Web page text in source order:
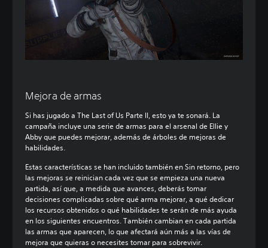
Mejora de armas
Si has jugado a The Last of Us Parte II, esto ya te sonará. La
campaña incluye una serie de armas para el arsenal de Ellie y
Abby que puedes mejorar, además de árboles de mejoras de
habilidades.
Estas características se han incluido también en Sin retorno, pero
las mejoras se reinician cada vez que se empieza una nueva
partida, así que, a medida que avances, deberás tomar
decisiones complicadas sobre qué arma mejorar, a qué dedicar
los recursos obtenidos o qué habilidades te serán de más ayuda
en los siguientes encuentros. También cambian en cada partida
las armas que aparecen, lo que afectará aún más a las vías de
mejora que quieras o necesites tomar para sobrevivir.